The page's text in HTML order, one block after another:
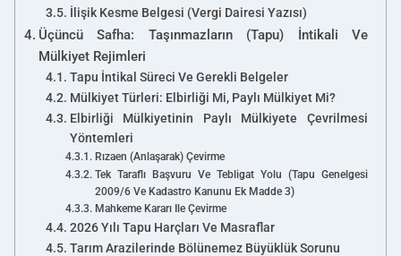
İlişik Kesme Belgesi (Vergi Dairesi Yazısı)
Üçüncü Safha: Taşınmazların (Tapu) İntikali Ve
Mülkiyet Rejimleri
Tapu İntikal Süreci Ve Gerekli Belgeler
Mülkiyet Türleri: Elbirliği Mi, Paylı Mülkiyet Mi?
Elbirliği Mülkiyetinin Paylı Mülkiyete Çevrilmesi
Yöntemleri
Rızaen (Anlaşarak) Çevirme
Tek Taraflı Başvuru Ve Tebligat Yolu (Tapu Genelgesi
2009/6 Ve Kadastro Kanunu Ek Madde 3)
Mahkeme Kararı Ile Çevirme
2026 Yılı Tapu Harçları Ve Masraflar
Tarım Arazilerinde Bölünemez Büyüklük Sorunu